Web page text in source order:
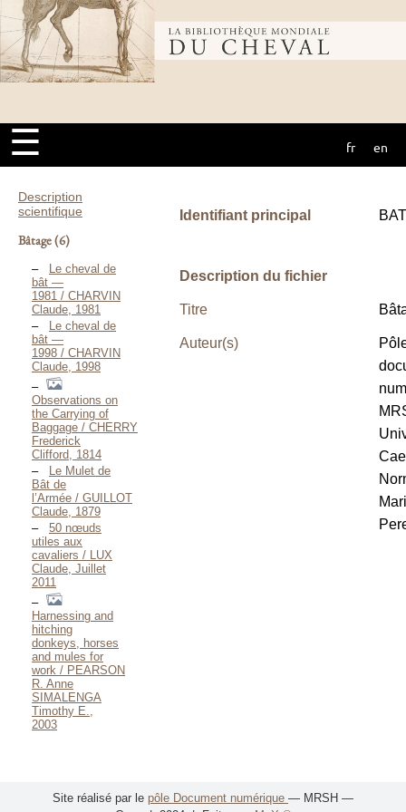
Bibliothèque
mondiale du
cheval
☰ fr en
Description
scientifique
Bâtage(6)
Le cheval de
bât —
1981 / CHARVIN
Claude, 1981
Le cheval de
bât —
1998 / CHARVIN
Claude, 1998
Observations on
the Carrying of
Baggage / CHERRY
Frederick
Clifford, 1814
Le Mulet de
Bât de
l’Armée / GUILLOT
Claude, 1879
50 nœuds
utiles aux
cavaliers / LUX
Claude, Juillet
2011
Harnessing and
hitching
donkeys, horses
and mules for
work / PEARSON
R. Anne
SIMALENGA
Timothy E.,
2003
Identifiant principal
Description du fichier
Titre
Auteur(s)
Site réalisé par le pôle Document numérique — MRSH —